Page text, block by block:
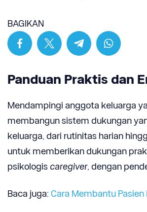
BAGIKAN
Panduan Praktis dan
Mendampingi anggota keluarga
membangun sistem dukungan
keluarga, dari rutinitas harian
untuk memberikan dukungan
psikologis caregiver, dengan
Baca juga: Cara Membantu Pasien